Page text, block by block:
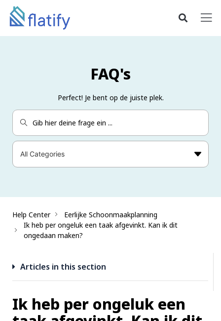
FAQ's
Perfect! Je bent op de juiste plek.
Help Center
Eerlijke Schoonmaakplanning
Ik heb per ongeluk een taak afgevinkt. Kan ik dit
ongedaan maken?
Articles in this section
Ik heb per ongeluk een